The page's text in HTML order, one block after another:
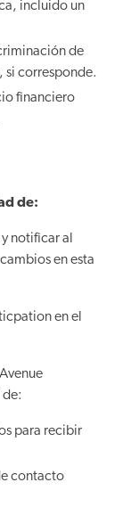
incluido un
de
si corresponde.
financiero
de:
notificar al
en esta
en el
de:
para recibir
contacto